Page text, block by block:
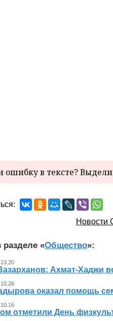
в тексте?
Новости
разделе «Общество»:
Ахмат-Хаджи
оказал помощь
отметили День